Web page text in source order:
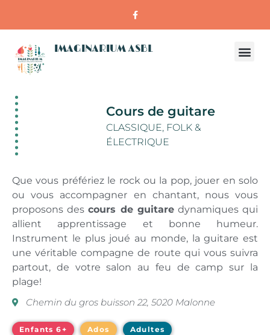
IMAGINARIUM ASBL
Cours de guitare
CLASSIQUE, FOLK &
ÉLECTRIQUE
Chemin du gros buisson 22, 5020 Malonne
Que vous préfériez le rock ou la pop, jouer en solo
ou vous accompagner en chantant, nous vous
proposons descours de guitaredynamiques qui
allient apprentissage et bonne humeur.
Instrument le plus joué au monde, la guitare est
une véritable compagne de route qui vous suivra
partout, de votre salon au feu de camp sur la
plage!
Enfants 6+ Adultes
Ados